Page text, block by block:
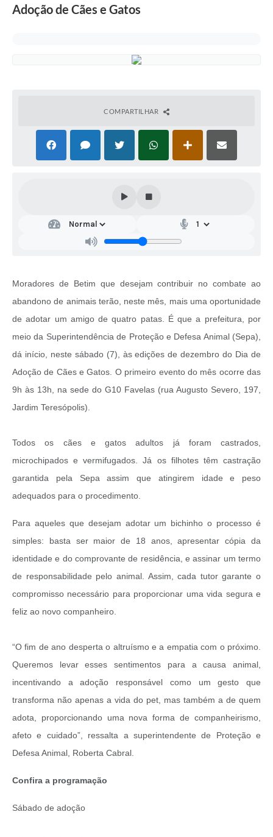
Adoção de Cães e Gatos
COMPARTILHAR
Moradores de Betim que desejam contribuir no combate ao
abandono de animais terão, neste mês, mais uma oportunidade
de adotar um amigo de quatro patas. É que a prefeitura, por
meio da Superintendência de Proteção e Defesa Animal (Sepa),
dá início, neste sábado (7), às edições de dezembro do Dia de
Adoção de Cães e Gatos. O primeiro evento do mês ocorre das
9h às 13h, na sede do G10 Favelas (rua Augusto Severo, 197,
Jardim Teresópolis).
Todos os cães e gatos adultos já foram castrados,
microchipados e vermifugados. Já os filhotes têm castração
garantida pela Sepa assim que atingirem idade e peso
adequados para o procedimento.
Para aqueles que desejam adotar um bichinho o processo é
simples: basta ser maior de 18 anos, apresentar cópia da
identidade e do comprovante de residência, e assinar um termo
de responsabilidade pelo animal. Assim, cada tutor garante o
compromisso necessário para proporcionar uma vida segura e
feliz ao novo companheiro.
“O fim de ano desperta o altruísmo e a empatia com o próximo.
Queremos levar esses sentimentos para a causa animal,
incentivando a adoção responsável como um gesto que
transforma não apenas a vida do pet, mas também a de quem
adota, proporcionando uma nova forma de companheirismo,
afeto e cuidado”, ressalta a superintendente de Proteção e
Defesa Animal, Roberta Cabral.
Confira a programação
Sábado de adoção